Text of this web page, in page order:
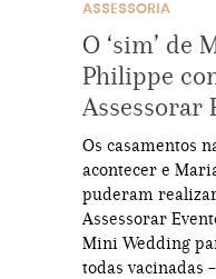
ASSESSORIA
O ‘sim’ de
Philippe
Assessorar
Os casamentos
acontecer e
puderam
Assessorar
Mini Wedding
todas vacinadas